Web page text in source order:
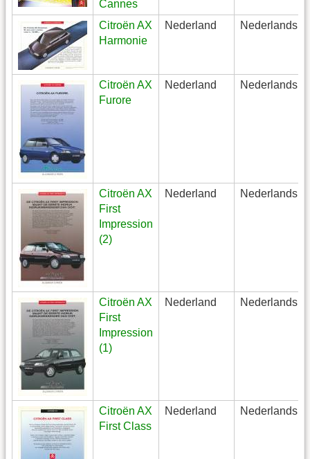
Cannes
Citroën AX
Harmonie
Nederland Nederlands
Citroën AX
Furore
Nederland Nederlands
Citroën AX
First
Impression
(2)
Nederland Nederlands
Citroën AX
First
Impression
(1)
Nederland Nederlands
Citroën AX
First Class
Nederland Nederlands